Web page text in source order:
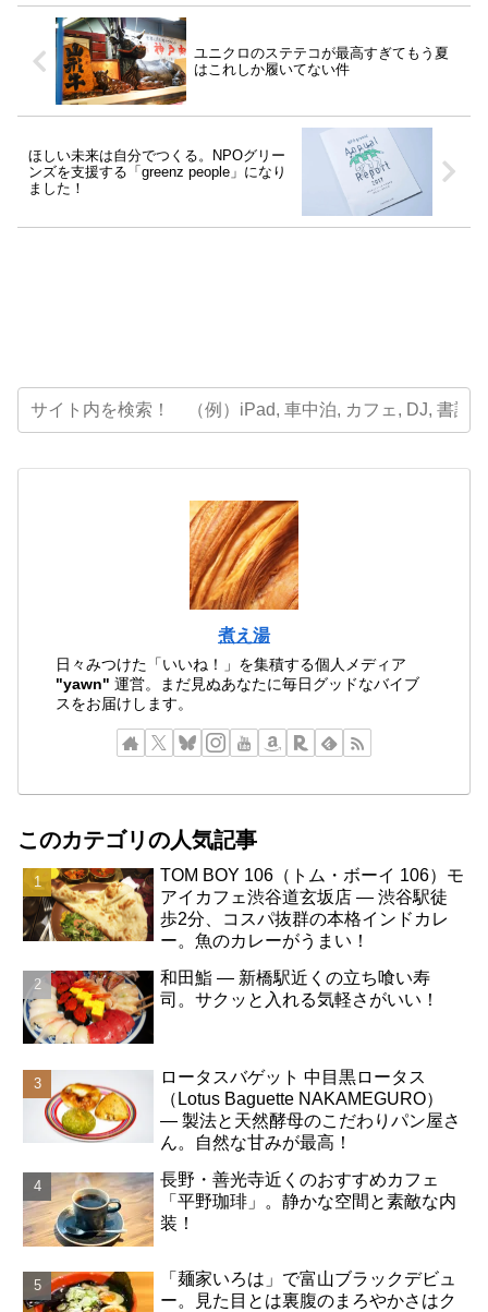
ユニクロのステテコが最高すぎてもう夏
はこれしか履いてない件
ほしい未来は自分でつくる。NPOグリー
ンズを支援する「greenz people」になり
ました！
煮え湯
日々みつけた「いいね！」を集積する個人メディア
"yawn" 運営。まだ見ぬあなたに毎日グッドなバイブ
スをお届けします。
このカテゴリの人気記事
TOM BOY 106（トム・ボーイ 106）モ
アイカフェ渋谷道玄坂店 ― 渋谷駅徒
歩2分、コスパ抜群の本格インドカレ
ー。魚のカレーがうまい！
和田鮨 ― 新橋駅近くの立ち喰い寿
司。サクッと入れる気軽さがいい！
ロータスバゲット 中目黒ロータス
（Lotus Baguette NAKAMEGURO）
― 製法と天然酵母のこだわりパン屋さ
ん。自然な甘みが最高！
長野・善光寺近くのおすすめカフェ
「平野珈琲」。静かな空間と素敵な内
装！
「麺家いろは」で富山ブラックデビュ
ー。見た目とは裏腹のまろやかさはク